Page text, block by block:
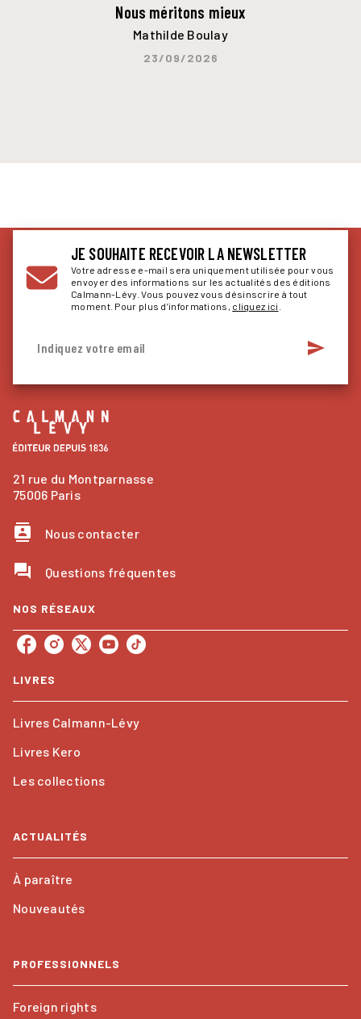
Nous méritons mieux
Mathilde Boulay
23/09/2026
JE SOUHAITE RECEVOIR LA NEWSLETTER
Votre adresse e-mail sera uniquement utilisée pour vous
envoyer des informations sur les actualités des éditions
Calmann-Lévy. Vous pouvez vous désinscrire à tout
moment. Pour plus d’informations, cliquez ici
Indiquez votre email send
21 rue du Montparnasse
75006 Paris
contacts Nous contacter
question_answer Questions fréquentes
NOS RÉSEAUX
LIVRES
Livres Calmann-Lévy
Livres Kero
Les collections
ACTUALITÉS
À paraître
Nouveautés
PROFESSIONNELS
Foreign rights